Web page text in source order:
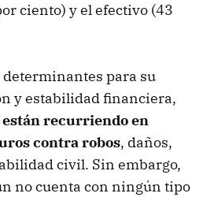
ciento) y el efectivo (43
determinantes para su
y estabilidad financiera,
están recurriendo en
contra robos, daños,
civil. Sin embargo,
no cuenta con ningún tipo